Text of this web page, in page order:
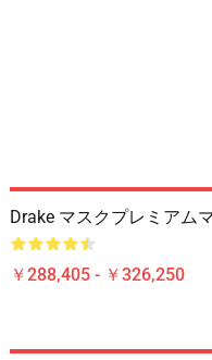
Drake マスクプレミアム
￥288,405 - ￥326,250